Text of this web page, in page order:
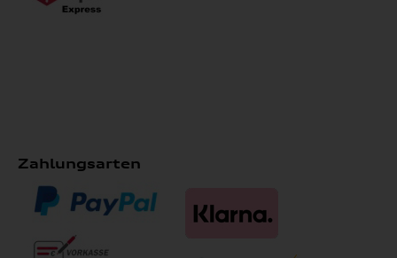
Zahlungsarten